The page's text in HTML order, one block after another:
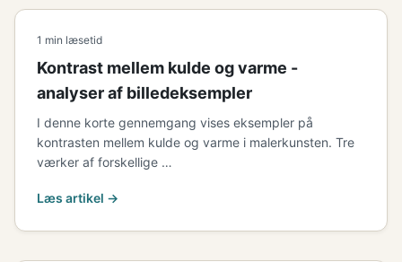
1 min læsetid
Kontrast mellem kulde og varme -
analyser af billedeksempler
I denne korte gennemgang vises eksempler på
kontrasten mellem kulde og varme i malerkunsten. Tre
værker af forskellige …
Læs artikel →